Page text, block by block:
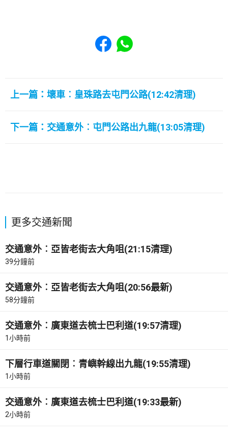
Share to Facebook
Share to WhatsApp
上一篇：壞車︰皇珠路去屯門公路(12:42清理)
下一篇：交通意外︰屯門公路出九龍(13:05清理)
更多交通新聞
交通意外︰亞皆老街去大角咀(21:15清理)
39分鐘前
交通意外︰亞皆老街去大角咀(20:56最新)
58分鐘前
交通意外︰廣東道去梳士巴利道(19:57清理)
1小時前
下層行車道關閉︰青嶼幹線出九龍(19:55清理)
1小時前
交通意外︰廣東道去梳士巴利道(19:33最新)
2小時前